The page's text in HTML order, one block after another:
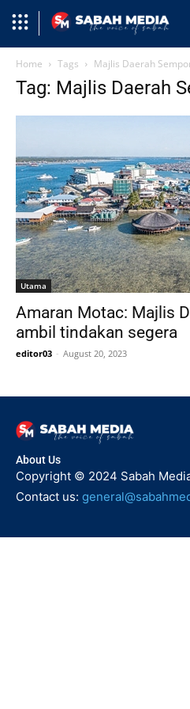
Home Tags Majlis Daerah
Tag: Majlis Daerah
Utama
Amaran Motac: Majlis
ambil tindakan segera
editor03 - August 20, 2023
About Us
Copyright © 2024 Sabah
Contact us: